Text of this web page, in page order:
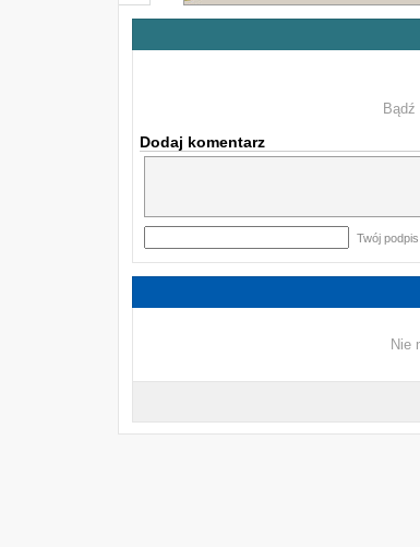
Dodaj komentarz
Twój podpis
Nie